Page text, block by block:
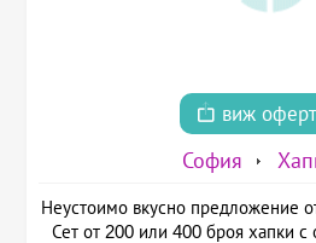
виж
София
Неустоимо вкусно предложение
Сет от 200 или 400 броя хапки с